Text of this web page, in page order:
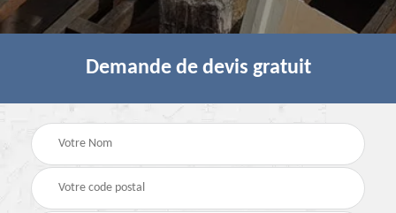
Demande de devis gratuit